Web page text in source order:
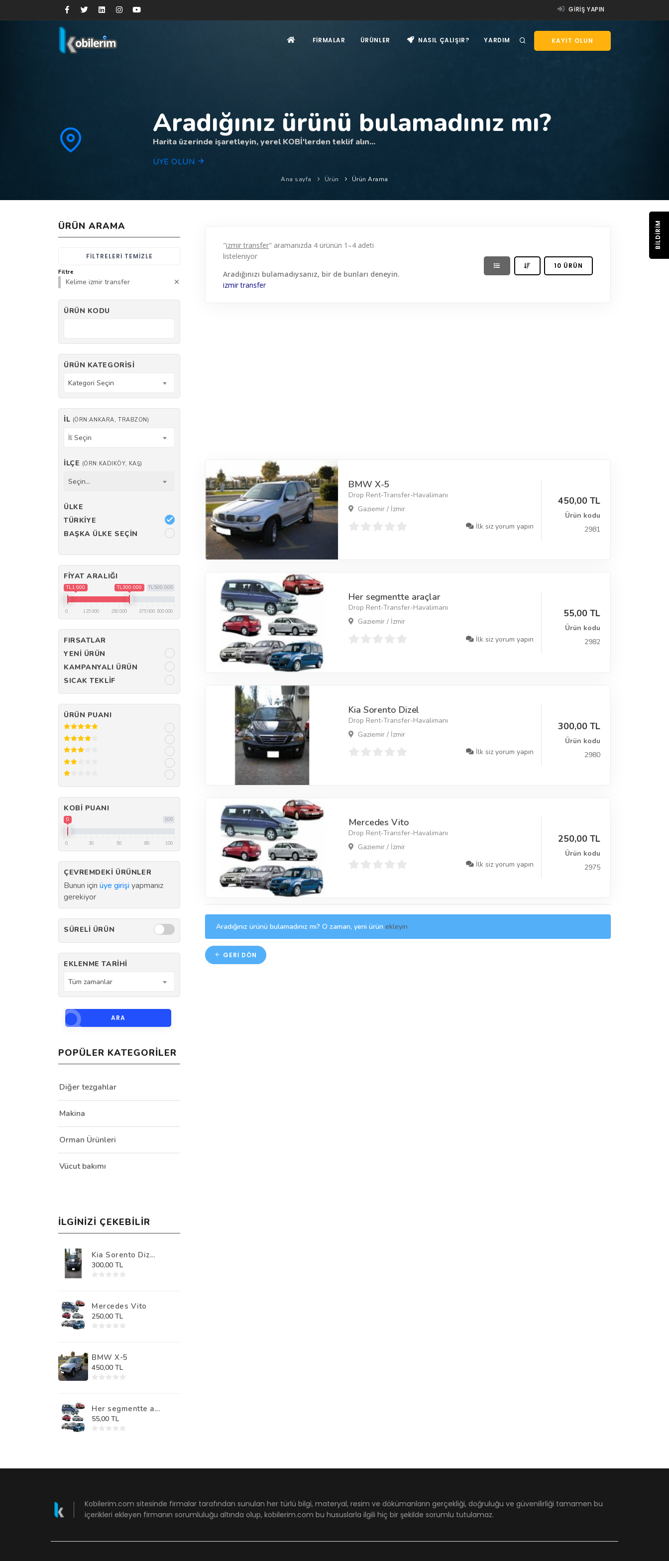
GIRIŞ YAPIN
KAYIT OLUN
FIRMALAR ÜRÜNLER NASIL ÇALIŞIR? YARDIM
Aradığınız ürünü bulamadınız mı?
Harita üzerinde işaretleyin, yerel KOBİ'lerden teklif alın...
ÜYE OLUN
Ana sayfa Ürün Ürün Arama
"izmir transfer" aramanızda 4 ürünün 1–4 adeti
listeleniyor
Aradığınızı bulamadıysanız, bir de bunları deneyin.
izmir transfer
10 ÜRÜN
BMW X-5
Drop Rent-Transfer-Havalimanı
Gaziemir / İzmir
İlk siz yorum yapın
450,00 TL
Ürün kodu
2981
Her segmentte araçlar
Drop Rent-Transfer-Havalimanı
Gaziemir / İzmir
İlk siz yorum yapın
55,00 TL
Ürün kodu
2982
Kia Sorento Dizel
Drop Rent-Transfer-Havalimanı
Gaziemir / İzmir
İlk siz yorum yapın
300,00 TL
Ürün kodu
2980
Mercedes Vito
Drop Rent-Transfer-Havalimanı
Gaziemir / İzmir
İlk siz yorum yapın
250,00 TL
Ürün kodu
2975
Aradığınız ürünü bulamadınız mı? O zaman, yeni ürün ekleyin
GERI DÖN
ÜRÜN ARAMA
FILTRELERI TEMIZLE
Filtre
Kelime izmir transfer
ÜRÜN KODU
ÜRÜN KATEGORISI
Kategori Seçin
İL (ÖRN:ANKARA, TRABZON)
İl Seçin
İLÇE (ÖRN:KADIKÖY, KAŞ)
Seçin...
ÜLKE
TÜRKIYE
BAŞKA ÜLKE SEÇIN
FIYAT ARALIĞI
TL500 000
TL1 000 TL300 000
0 125 000 250 000 375 000 500 000
FIRSATLAR
YENI ÜRÜN
KAMPANYALI ÜRÜN
SICAK TEKLIF
ÜRÜN PUANI
KOBI PUANI
100
0
0 30 50 80 100
ÇEVREMDEKI ÜRÜNLER
Bunun için üye girişi yapmanız
gerekiyor
SÜRELI ÜRÜN
EKLENME TARIHI
Tüm zamanlar
ARA
POPÜLER KATEGORILER
Diğer tezgahlar
Makina
Orman Ürünleri
Vücut bakımı
İLGINIZI ÇEKEBILIR
Kia Sorento Diz...
300,00 TL
Mercedes Vito
250,00 TL
BMW X-5
450,00 TL
Her segmentte a...
55,00 TL
Kobilerim.com sitesinde firmalar tarafından sunulan her türlü bilgi, materyal, resim ve dökümanların gerçekliği, doğruluğu ve güvenilirliği tamamen bu
içerikleri ekleyen firmanın sorumluluğu altında olup, kobilerim.com bu hususlarla ilgili hiç bir şekilde sorumlu tutulamaz.
BILDIRIM